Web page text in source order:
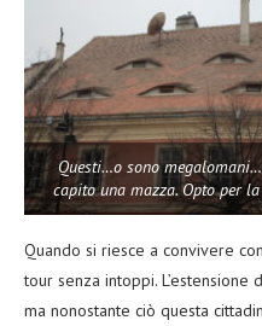
Questi…o sono
capito una mazza. Opto per
Quando si riesce a convivere
tour senza intoppi.
ma nonostante ciò questa